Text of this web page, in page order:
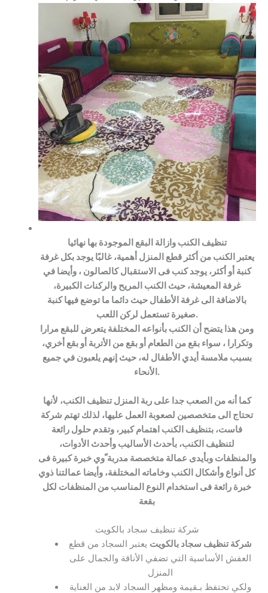
تنظيف الكنب وازالة البقع الموجودة بها نهائيا
يعتبر الكنب من أكثر قطع المنزل أهمية، غالبًا يوجد بكل غرفة
كنبة أو أكثر، يوجد كنب فى الاستقبال كالصالون ، وأيضا في
غرفة المعيشة، حيث الكنب المريح والركنات الكبيرة،
بالاضافة الى غرفة الأطفال حيث دائما ما توضع فيها كنبة
صغيرة تستعمل لركن اللعب.
ومن هذا يتضح أن الكنب بأنواعه المختلفة يتعرض للبقع مرارا
وتكرارا ، سواء بقع من الطعام أو بقع من الأتربة أو بقع أخري،
بسبب ملامسة أيدي الأطفال له، حيث إنهم يلعبون في جميع
الأنحاء.
كما أنه من الصعب جدا على ربة المنزل تنظيف الكنب، لأنها
تحتاج الى متخصصين لصعوبة العمل عليها، لذلك تهتم شركة
فاست، بتنظيف الكنب اهتمام كبير، وتقدم حلول رائعة
لتنظيف الكنب، بأحدث الأساليب وأحدث الأدوات،
والمنظفات وبأيدى عمالة متخصصة مدربة ّوي خبرة كبيرة فى
كل أنواع وأشكال الكنب وخاماته المختلفة، وأيضا عمالتنا ذوي
خبرة رائعة فى استخدام النوع المناسب من المنظفات لكل
بقعة
شركة تنظيف سجاد بالكويت
شركة تنظيف سجاد بالكويت يعتبر السجاد من قطع
العفش الأساسية التي تضفي الأناقة والجمال على
المنزل
ولكي تحتفظ بـقيمة ومظهر السجاد لابد من العناية